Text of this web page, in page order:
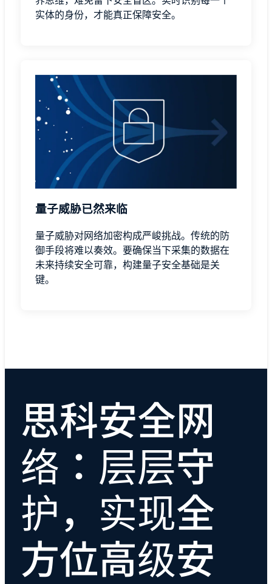
实体的身份，才能真正保障安全。
量子威胁已然来临
量子威胁对网络加密构成严峻挑战。传统的防
御手段将难以奏效。要确保当下采集的数据在
未来持续安全可靠，构建量子安全基础是关
键。
思科安全网
络：层层守
护，实现全
方位高级安